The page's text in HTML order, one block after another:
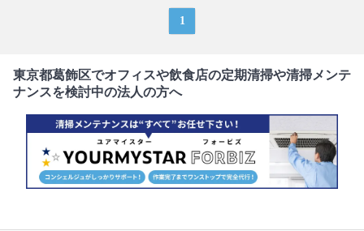
1
東京都葛飾区でオフィスや飲食店の定期清掃や清掃メンテ
ナンスを検討中の法人の方へ